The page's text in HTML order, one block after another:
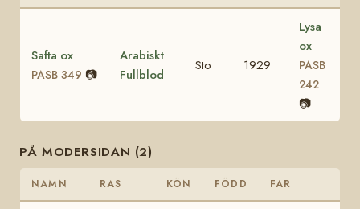
Safta ox
PASB 349 📷
Arabiskt
Fullblod
Sto 1929
Lysa
ox
PASB
242
📷
PÅ MODERSIDAN (2)
NAMN RAS KÖN FÖDD FAR